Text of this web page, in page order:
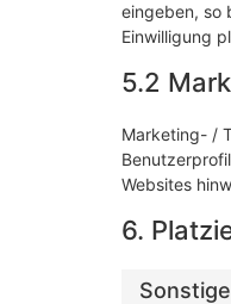
eingeben, so
Einwilligung
5.2
Marketing- /
Websites
6.